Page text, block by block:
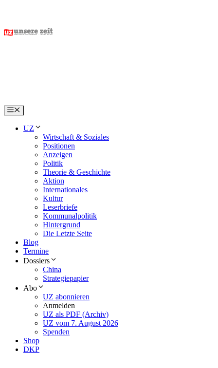
content
Menu
UZ
Wirtschaft & Soziales
Positionen
Anzeigen
Politik
Theorie & Geschichte
Aktion
Internationales
Kultur
Leserbriefe
Kommunalpolitik
Hintergrund
Die Letzte Seite
Blog
Termine
Dossiers
China
Strategiepapier
Abo
UZ abonnieren
Anmelden
UZ als PDF (Archiv)
UZ vom 7. August 2026
Spenden
Shop
DKP